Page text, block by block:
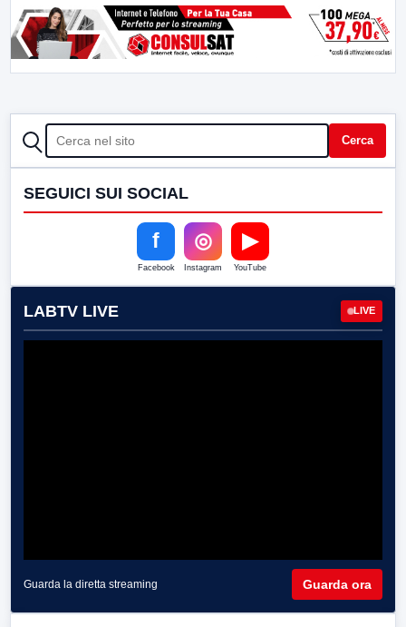
CERCA Cerca
SEGUICI SUI SOCIAL
f
Facebook
◎
Instagram
▶
YouTube
LABTV LIVE LIVE
Guarda la diretta streaming Guarda ora